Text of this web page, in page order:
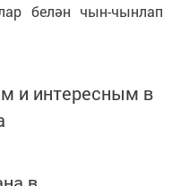
белән чын-чынлап
и интересным в